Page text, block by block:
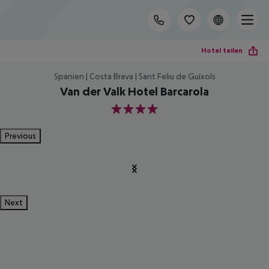
Hotel teilen
Spanien | Costa Brava | Sant Feliu de Guíxols
Van der Valk Hotel Barcarola
4
Previous
Next